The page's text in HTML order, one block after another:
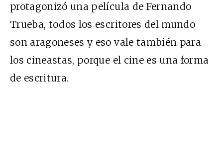
protagonizó una película de Fernando
Trueba, todos los escritores del mundo
son aragoneses y eso vale también para
los cineastas, porque el cine es una forma
de escritura.